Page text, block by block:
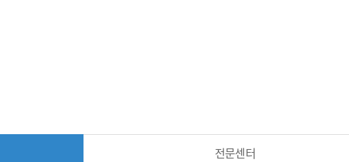
전문센터